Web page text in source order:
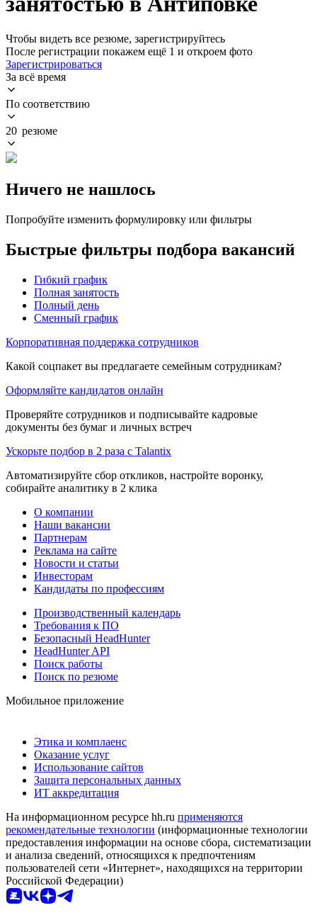
Чтобы видеть все резюме, зарегистрируйтесь
После регистрации покажем ещё 1 и откроем фото
Зарегистрироваться
За всё время
По соответствию
20 резюме
Ничего не нашлось
Попробуйте изменить формулировку или фильтры
Быстрые фильтры подбора вакансий
Гибкий график
Полная занятость
Полный день
Сменный график
Корпоративная поддержка сотрудников
Какой соцпакет вы предлагаете семейным сотрудникам?
Оформляйте кандидатов онлайн
Проверяйте сотрудников и подписывайте кадровые
документы без бумаг и личных встреч
Ускорьте подбор в 2 раза с Talantix
Автоматизируйте сбор откликов, настройте воронку,
собирайте аналитику в 2 клика
О компании
Наши вакансии
Партнерам
Реклама на сайте
Новости и статьи
Инвесторам
Кандидаты по профессиям
Производственный календарь
Требования к ПО
Безопасный HeadHunter
HeadHunter API
Поиск работы
Поиск по резюме
Мобильное приложение
Этика и комплаенс
Оказание услуг
Использование сайтов
Защита персональных данных
ИТ аккредитация
На информационном ресурсе hh.ru применяются
рекомендательные технологии (информационные технологии
предоставления информации на основе сбора, систематизации
и анализа сведений, относящихся к предпочтениям
пользователей сети «Интернет», находящихся на территории
Российской Федерации)